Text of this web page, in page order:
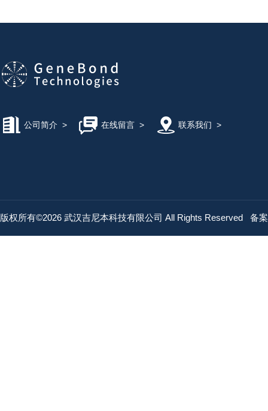
公司简介 > 在线留言> 联系我们 >
版权所有©2026 武汉吉尼本科技有限公司 All Rights Reserved 备